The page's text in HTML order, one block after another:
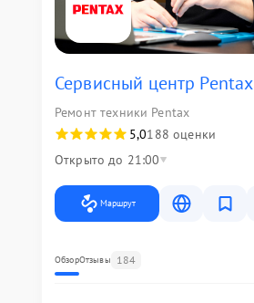
Сервисный центр Pentax
Ремонт техники Pentax
5,0188 оценки
Открыто до 21:00
Маршрут
ОбзорОтзывы 184